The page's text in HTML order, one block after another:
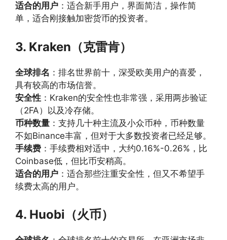
适合的用户 ：适合新手用户，界面简洁，操作简
单，适合刚接触加密货币的投资者。
3. Kraken（克雷肯）
全球排名 ：排名世界前十，深受欧美用户的喜爱，
具有较高的市场信誉。
安全性 ：Kraken的安全性也非常强，采用两步验证
（2FA）以及冷存储。
币种数量 ：支持几十种主流及小众币种，币种数量
不如Binance丰富，但对于大多数投资者已经足够。
手续费 ：手续费相对适中，大约0.16%-0.26%，比
Coinbase低，但比币安稍高。
适合的用户 ：适合那些注重安全性，但又不希望手
续费太高的用户。
4. Huobi（火币）